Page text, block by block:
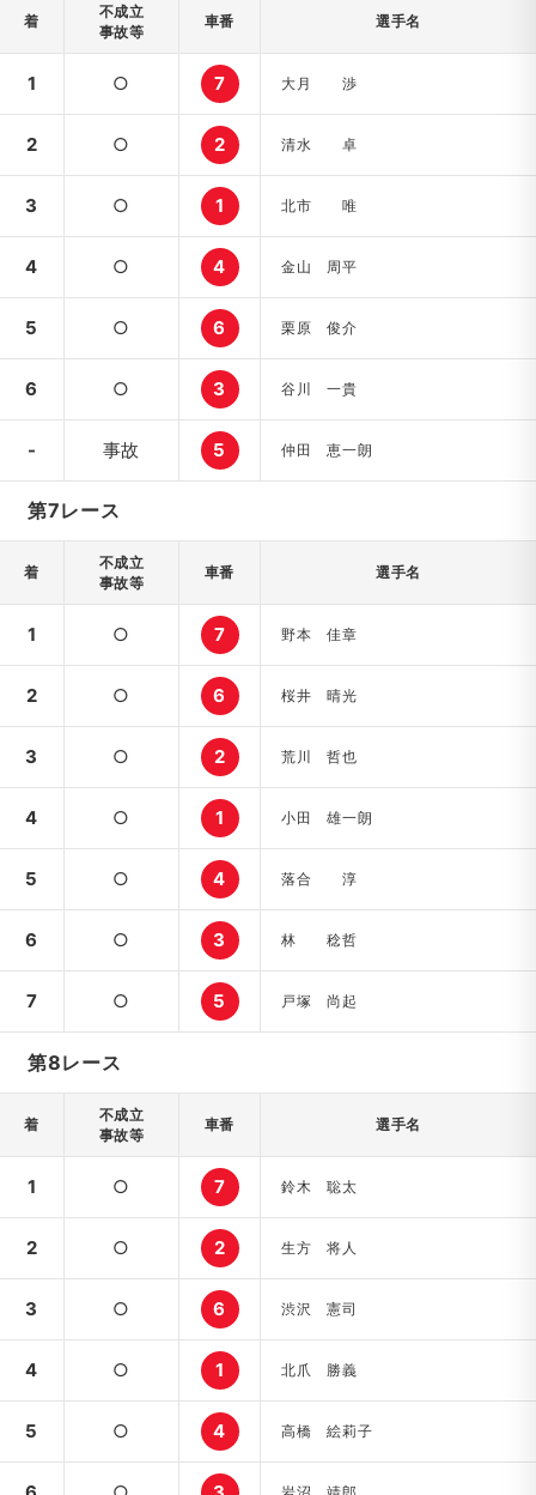
着
不成立
事故等
車番 選手名
1 ○ 7 大月 渉
2 ○ 2 清水 卓
3 ○ 1 北市 唯
4 ○ 4 金山 周平
5 ○ 6 栗原 俊介
6 ○ 3 谷川 一貴
- 事故 5 仲田 恵一朗
第7レース
着
不成立
事故等
車番 選手名
1 ○ 7 野本 佳章
2 ○ 6 桜井 晴光
3 ○ 2 荒川 哲也
4 ○ 1 小田 雄一朗
5 ○ 4 落合 淳
6 ○ 3 林 稔哲
7 ○ 5 戸塚 尚起
第8レース
着
不成立
事故等
車番 選手名
1 ○ 7 鈴木 聡太
2 ○ 2 生方 将人
3 ○ 6 渋沢 憲司
4 ○ 1 北爪 勝義
5 ○ 4 高橋 絵莉子